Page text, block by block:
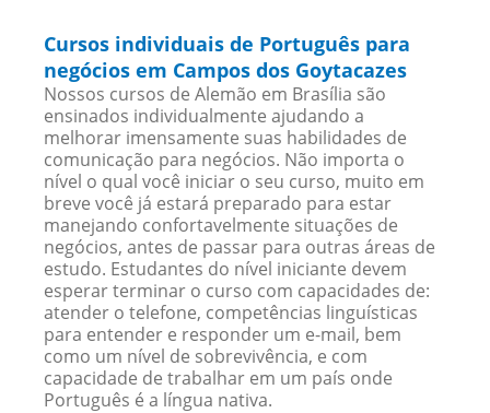
Cursos individuais de Português para
negócios em Campos dos Goytacazes
Nossos cursos de Alemão em Brasília são
ensinados individualmente ajudando a
melhorar imensamente suas habilidades de
comunicação para negócios. Não importa o
nível o qual você iniciar o seu curso, muito em
breve você já estará preparado para estar
manejando confortavelmente situações de
negócios, antes de passar para outras áreas de
estudo. Estudantes do nível iniciante devem
esperar terminar o curso com capacidades de:
atender o telefone, competências linguísticas
para entender e responder um e-mail, bem
como um nível de sobrevivência, e com
capacidade de trabalhar em um país onde
Português é a língua nativa.